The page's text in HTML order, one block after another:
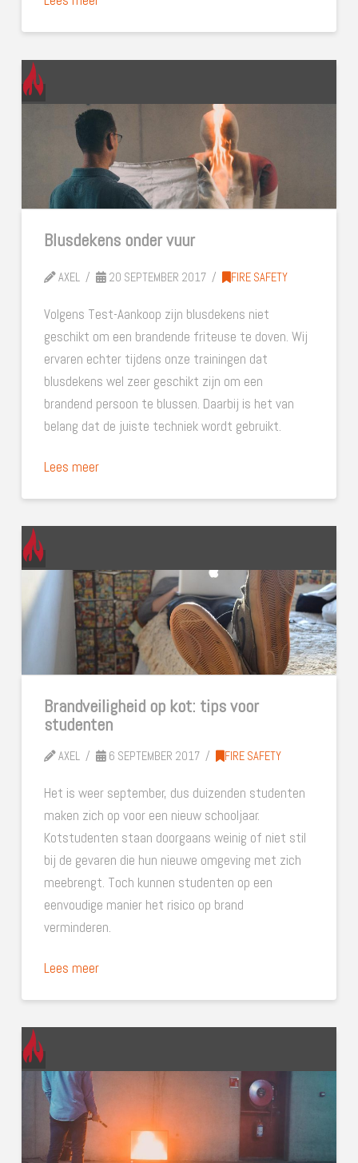
Blusdekens onder vuur
AXEL 20 SEPTEMBER 2017 FIRE SAFETY
Volgens Test-Aankoop zijn blusdekens niet
geschikt om een brandende friteuse te doven. Wij
ervaren echter tijdens onze trainingen dat
blusdekens wel zeer geschikt zijn om een
brandend persoon te blussen. Daarbij is het van
belang dat de juiste techniek wordt gebruikt.
Lees meer
Brandveiligheid op kot: tips voor
studenten
AXEL 6 SEPTEMBER 2017 FIRE SAFETY
Het is weer september, dus duizenden studenten
maken zich op voor een nieuw schooljaar.
Kotstudenten staan doorgaans weinig of niet stil
bij de gevaren die hun nieuwe omgeving met zich
meebrengt. Toch kunnen studenten op een
eenvoudige manier het risico op brand
verminderen.
Lees meer